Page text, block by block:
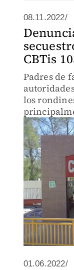
08.11.2022/
CBTis
Padres de
los
salida.
01.06.2022/